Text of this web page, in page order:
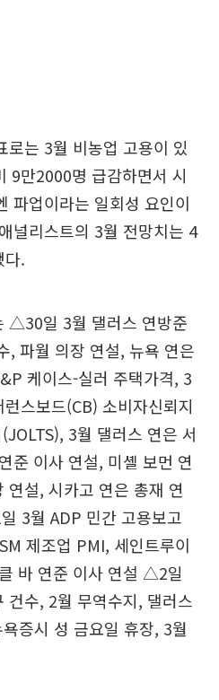
로는 3월 비농업 고용이 있
9만2000명 급감하면서 시
파업이라는 일회성 요인이
널리스트의 3월 전망치는 4
다.
△30일 3월 댈러스 연방준
, 파월 의장 연설, 뉴욕 연은
케이스-실러 주택가격, 3
스보드(CB) 소비자신뢰지
3월 댈러스 연은 서
준 이사 연설, 미셸 보먼 연
연설, 시카고 연은 총재 연
3월 ADP 민간 고용보고
제조업 PMI, 세인트루이
바 연준 이사 연설 △2일
건수, 2월 무역수지, 댈러스
증시 성 금요일 휴장, 3월